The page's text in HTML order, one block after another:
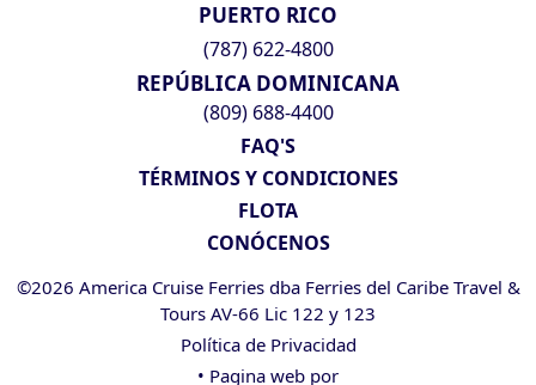
PUERTO RICO
(787) 622-4800
REPÚBLICA DOMINICANA
(809) 688-4400
FAQ'S
TÉRMINOS Y CONDICIONES
FLOTA
CONÓCENOS
©2026 America Cruise Ferries dba Ferries del Caribe Travel &
Tours AV-66 Lic 122 y 123
Política de Privacidad
• Pagina web por